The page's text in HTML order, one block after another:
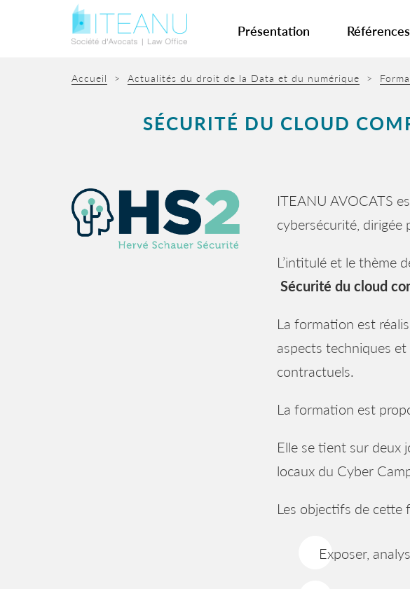
Présentation Références
Accueil > Actualités du droit de la Data et du numérique >
SÉCURITÉ DU CLOUD
ITEANU AVOCATS
cybersécurité, dirigée
L’intitulé et le thème
Sécurité du cloud
La formation est
aspects techniques
contractuels.
La formation est
Elle se tient sur deux
locaux du Cyber
Les objectifs de
Exposer,